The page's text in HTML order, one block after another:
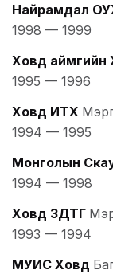
Найрамдал
1998 — 1999
Ховд аймгийн
1995 — 1996
Ховд ИТХ
1994 — 1995
Монголын
1994 — 1998
Ховд ЗДТГ
1993 — 1994
МУИС Ховд